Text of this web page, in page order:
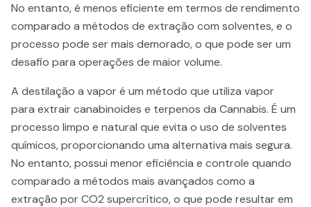
No entanto, é menos eficiente em termos de rendimento
comparado a métodos de extração com solventes, e o
processo pode ser mais demorado, o que pode ser um
desafio para operações de maior volume.
A destilação a vapor é um método que utiliza vapor
para extrair canabinoides e terpenos da Cannabis. É um
processo limpo e natural que evita o uso de solventes
químicos, proporcionando uma alternativa mais segura.
No entanto, possui menor eficiência e controle quando
comparado a métodos mais avançados como a
extração por CO2 supercrítico, o que pode resultar em